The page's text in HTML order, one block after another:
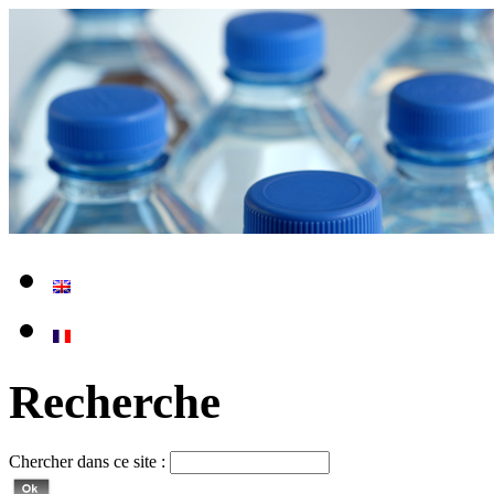
Recherche
Chercher dans ce site :